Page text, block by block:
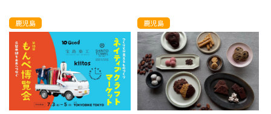
鹿児島 鹿児島